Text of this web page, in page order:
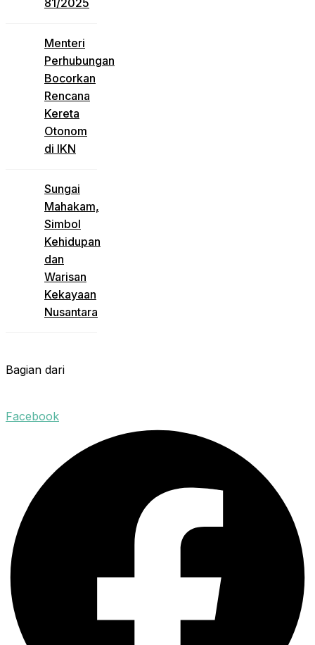
81/2025
Menteri
Perhubungan
Bocorkan
Rencana
Kereta
Otonom
di IKN
Sungai
Mahakam,
Simbol
Kehidupan
dan
Warisan
Kekayaan
Nusantara
Bagian dari
Facebook